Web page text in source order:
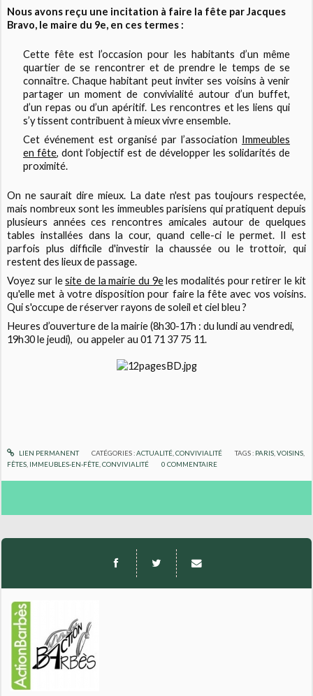
Nous avons reçu une incitation à faire la fête par Jacques
Bravo, le maire du 9e, en ces termes :
Cette fête est l’occasion pour les habitants d’un même
quartier de se rencontrer et de prendre le temps de se
connaître. Chaque habitant peut inviter ses voisins à venir
partager un moment de convivialité autour d’un buffet,
d’un repas ou d’un apéritif. Les rencontres et les liens qui
s’y tissent contribuent à mieux vivre ensemble.
Cet événement est organisé par l’association Immeubles
en fête, dont l’objectif est de développer les solidarités de
proximité.
On ne saurait dire mieux. La date n'est pas toujours respectée,
mais nombreux sont les immeubles parisiens qui pratiquent depuis
plusieurs années ces rencontres amicales autour de quelques
tables installées dans la cour, quand celle-ci le permet. Il est
parfois plus difficile d'investir la chaussée ou le trottoir, qui
restent des lieux de passage.
Voyez sur lesite de la mairie du 9eles modalités pour retirer le kit
qu'elle met à votre disposition pour faire la fête avec vos voisins.
Qui s'occupe de réserver rayons de soleil et ciel bleu ?
Heures d’ouverture de la mairie (8h30-17h : du lundi au vendredi,
19h30 le jeudi), ou appeler au 01 71 37 75 11.
LIEN PERMANENT CATÉGORIES :ACTUALITÉ, CONVIVIALITÉ TAGS : PARIS ,VOISINS
FÊTES IMMEUBLES-EN-FÊTE ,CONVIVIALITÉ 0 COMMENTAIRE